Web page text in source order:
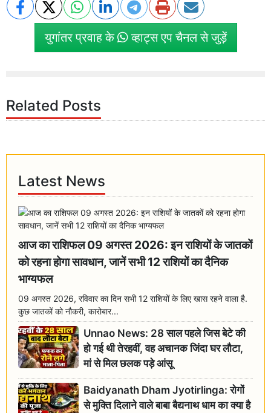
युगांतर प्रवाह के व्हाट्स एप चैनल से जुड़ें
Related Posts
Latest News
आज का राशिफल 09 अगस्त 2026: इन राशियों के जातकों
को रहना होगा सावधान, जानें सभी 12 राशियों का दैनिक
भाग्यफल
09 अगस्त 2026, रविवार का दिन सभी 12 राशियों के लिए खास रहने वाला है.
कुछ जातकों को नौकरी, कारोबार...
Unnao News: 28 साल पहले जिस बेटे की
हो गई थी तेरहवीं, वह अचानक जिंदा घर लौटा,
मां से मिल छलक पड़े आंसू
Baidyanath Dham Jyotirlinga: रोगों
से मुक्ति दिलाने वाले बाबा बैद्यनाथ धाम का क्या है